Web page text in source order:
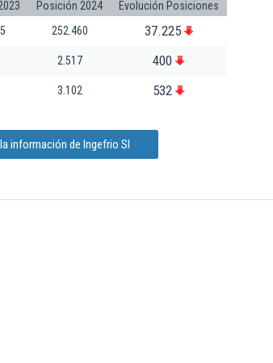
Posición 2024
Evolución Posiciones
252.460 37.225
2.517 400
3.102 532
información de Ingefrio Sl